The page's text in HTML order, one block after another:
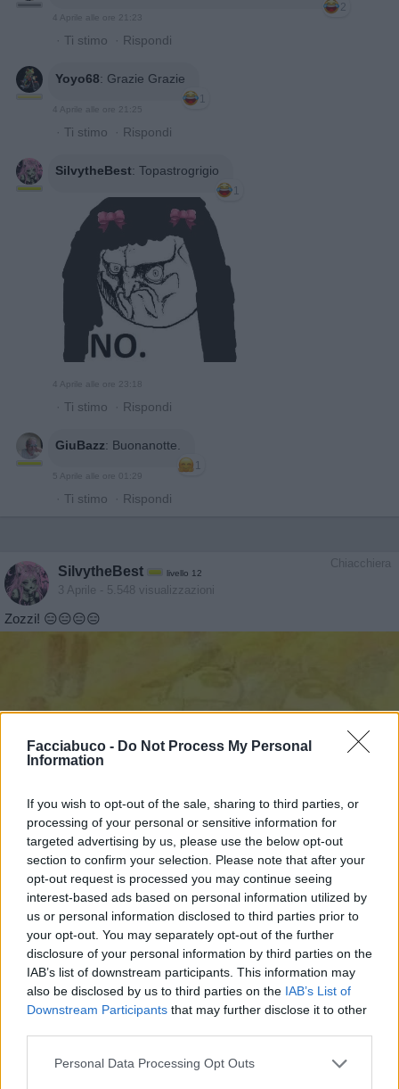
Facciabuco - Do Not Process My Personal
Information
If you wish to opt-out of the sale, sharing to third parties, or
processing of your personal or sensitive information for
targeted advertising by us, please use the below opt-out
section to confirm your selection. Please note that after your
opt-out request is processed you may continue seeing
interest-based ads based on personal information utilized by
us or personal information disclosed to third parties prior to
your opt-out. You may separately opt-out of the further
disclosure of your personal information by third parties on the
IAB’s list of downstream participants. This information may
also be disclosed by us to third parties on the IAB’s List of
Downstream Participants that may further disclose it to other
Personal Data Processing Opt Outs
2
4 Aprile alle ore 21:23
· Ti stimo · Rispondi
Yoyo68: Grazie Grazie
1
4 Aprile alle ore 21:25
· Ti stimo · Rispondi
SilvytheBest: Topastrogrigio
1
4 Aprile alle ore 23:18
· Ti stimo · Rispondi
GiuBazz: Buonanotte.
1
5 Aprile alle ore 01:29
· Ti stimo · Rispondi
Chiacchiera
SilvytheBest livello 12
3 Aprile - 5.548 visualizzazioni
Zozzi! 😑😑😑😑